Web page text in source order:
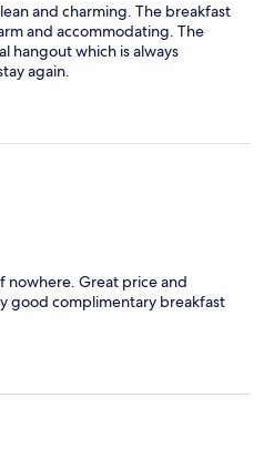
and charming. The breakfast
and accommodating. The
hangout which is always
again.
nowhere. Great price and
good complimentary breakfast